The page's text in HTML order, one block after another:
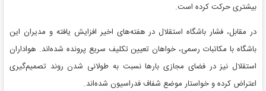
بیشتری حرکت کرده است.
در مقابل، فشار باشگاه استقلال در هفته‌های اخیر افزایش یافته و مدیران این
باشگاه با مکاتبات رسمی، خواهان تعیین تکلیف سریع پرونده شده‌اند. هواداران
استقلال نیز در فضای مجازی بارها نسبت به طولانی شدن روند تصمیم‌گیری
اعتراض کرده و خواستار موضع شفاف فدراسیون شده‌اند.